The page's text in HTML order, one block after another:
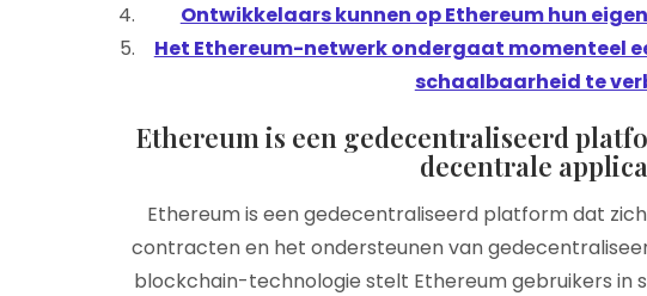
Ontwikkelaars kunnen op Ethereum hun
Het Ethereum-netwerk ondergaat momenteel
schaalbaarheid te
Ethereum is een gedecentraliseerd
decentrale
Ethereum is een gedecentraliseerd platform dat
contracten en het ondersteunen van
blockchain-technologie stelt Ethereum gebruikers in